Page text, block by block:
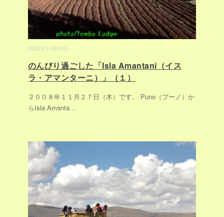
2008年11月27日
のんびり過ごした「Isla Amantani（イス
ラ・アマンターニ）」（１）
２００８年１１月２７日（木）です。 Puno（プーノ）か
らIsla Amanta...